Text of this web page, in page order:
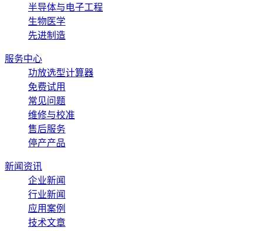
半导体与电子工程
生物医学
先进制造
服务中心
功放选型计算器
免费试用
常见问题
维修与校准
售后服务
停产产品
新闻资讯
企业新闻
行业新闻
应用案例
技术文章